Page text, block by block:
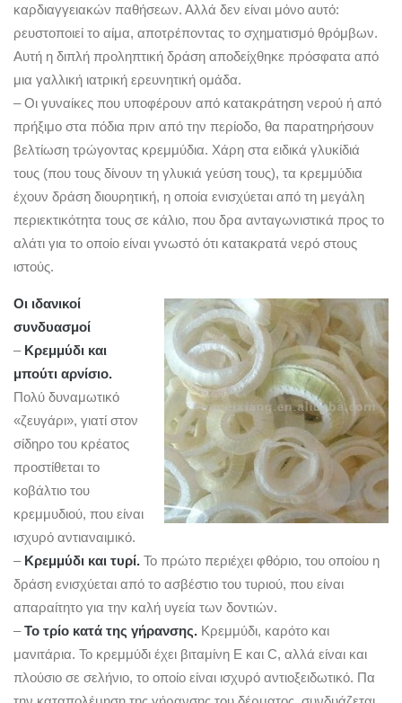
καρδιαγγειακών παθήσεων. Αλλά δεν είναι μόνο αυτό:
ρευστοποιεί το αίμα, αποτρέποντας το σχηματισμό θρόμβων.
Αυτή η διπλή προληπτική δράση αποδείχθηκε πρόσφατα από
μια γαλλική ιατρική ερευνητική ομάδα.
– Οι γυναίκες που υποφέρουν από κατακράτηση νερού ή από
πρήξιμο στα πόδια πριν από την περίοδο, θα παρατηρήσουν
βελτίωση τρώγοντας κρεμμύδια. Χάρη στα ειδικά γλυκίδιά
τους (που τους δίνουν τη γλυκιά γεύση τους), τα κρεμμύδια
έχουν δράση διουρητική, η οποία ενισχύεται από τη μεγάλη
περιεκτικότητα τους σε κάλιο, που δρα ανταγωνιστικά προς το
αλάτι για το οποίο είναι γνωστό ότι κατακρατά νερό στους
ιστούς.
Οι ιδανικοί
συνδυασμοί
– Κρεμμύδι και
μπούτι αρνίσιο.
Πολύ δυναμωτικό
«ζευγάρι», γιατί στον
σίδηρο του κρέατος
προστίθεται το
κοβάλτιο του
κρεμμυδιού, που είναι
ισχυρό αντιαναιμικό.
– Κρεμμύδι και τυρί. Το πρώτο περιέχει φθόριο, του οποίου η
δράση ενισχύεται από το ασβέστιο του τυριού, που είναι
απαραίτητο για την καλή υγεία των δοντιών.
–Το τρίο κατά της γήρανσης. Κρεμμύδι, καρότο και
μανιτάρια. Το κρεμμύδι έχει βιταμίνη Ε και C, αλλά είναι και
πλούσιο σε σελήνιο, το οποίο είναι ισχυρό αντιοξειδωτικό. Πα